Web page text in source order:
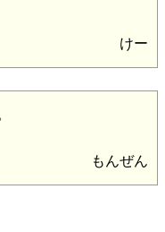
けー
もんぜん